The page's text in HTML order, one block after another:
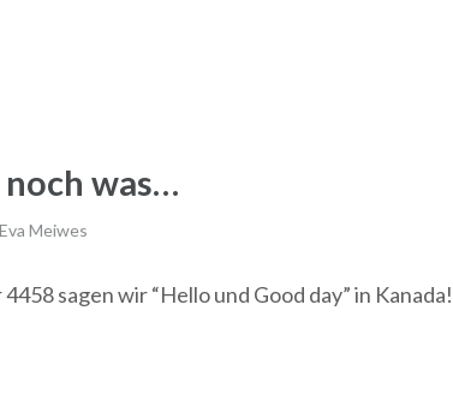
was…
Eva Meiwes
sagen wir “Hello und Good day” in